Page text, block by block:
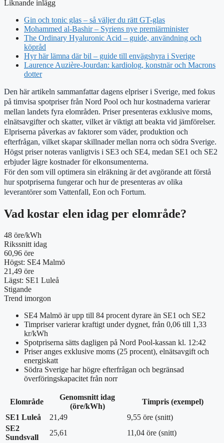
Liknande inlägg
Gin och tonic glas – så väljer du rätt GT-glas
Mohammed al-Bashir – Syriens nye premiärminister
The Ordinary Hyaluronic Acid – guide, användning och
köpråd
Hyr här lämna där bil – guide till envägshyra i Sverige
Laurence Auzière-Jourdan: kardiolog, konstnär och Macrons
dotter
Den här artikeln sammanfattar dagens elpriser i Sverige, med fokus
på timvisa spotpriser från Nord Pool och hur kostnaderna varierar
mellan landets fyra elområden. Priser presenteras exklusive moms,
elnätsavgifter och skatter, vilket är viktigt att beakta vid jämförelser.
Elpriserna påverkas av faktorer som väder, produktion och
efterfrågan, vilket skapar skillnader mellan norra och södra Sverige.
Högst priser noteras vanligtvis i SE3 och SE4, medan SE1 och SE2
erbjuder lägre kostnader för elkonsumenterna.
För den som vill optimera sin elräkning är det avgörande att förstå
hur spotpriserna fungerar och hur de presenteras av olika
leverantörer som Vattenfall, Eon och Fortum.
Vad kostar elen idag per elområde?
48 öre/kWh
Rikssnitt idag
60,96 öre
Högst: SE4 Malmö
21,49 öre
Lägst: SE1 Luleå
Stigande
Trend imorgon
SE4 Malmö är upp till 84 procent dyrare än SE1 och SE2
Timpriser varierar kraftigt under dygnet, från 0,06 till 1,33
kr/kWh
Spotpriserna sätts dagligen på Nord Pool-kassan kl. 12:42
Priser anges exklusive moms (25 procent), elnätsavgift och
energiskatt
Södra Sverige har högre efterfrågan och begränsad
överföringskapacitet från norr
Elområde
Genomsnitt idag
(öre/kWh)
Timpris (exempel)
SE1 Luleå
21,49
9,55 öre (snitt)
SE2
Sundsvall
25,61
11,04 öre (snitt)